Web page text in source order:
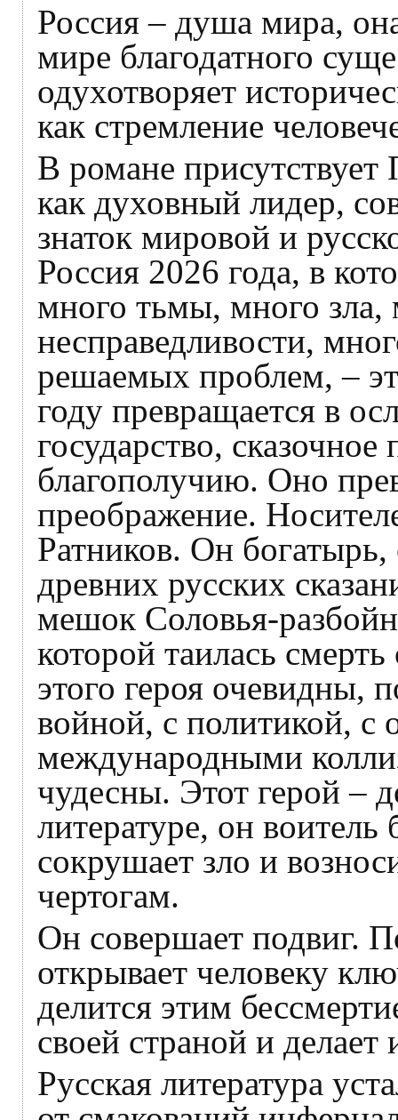
Россия – душа мира,
мире благодатного
одухотворяет
как стремление
В романе
как духовный лидер,
знаток мировой и
Россия 2026 года, в
много тьмы, много зла,
несправедливости,
решаемых проблем, –
году превращается в
государство, сказочное
благополучию. Оно
преображение.
Ратников. Он богатырь,
древних русских
мешок Соловья-
которой таилась
этого героя очевидны,
войной, с политикой,
международными
чудесны. Этот герой –
литературе, он воитель
сокрушает зло и
чертогам.
Он совершает подвиг.
открывает человеку
делится этим
своей страной и
Русская литература